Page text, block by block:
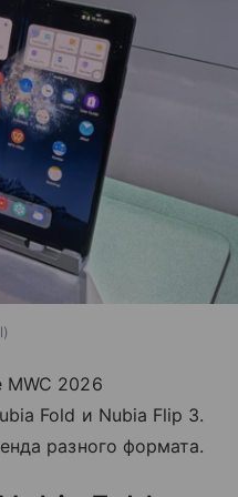
MWC 2026
Fold и Nubia Flip 3.
разного формата.